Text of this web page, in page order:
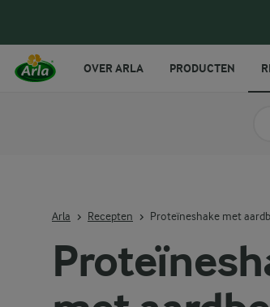
Arla Recepten Proteïneshake met
OVER ARLA PRODUCTEN